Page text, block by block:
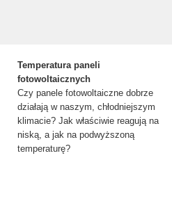
Temperatura paneli
fotowoltaicznych
Czy panele fotowoltaiczne dobrze
działają w naszym, chłodniejszym
klimacie? Jak właściwie reagują na
niską, a jak na podwyższoną
temperaturę?